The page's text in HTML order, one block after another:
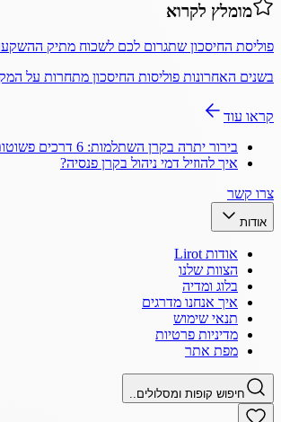
מומלץ לקרוא
פוליסת החיסכון שתגרום לכם לשכוח מתיק
בשנים האחרונות פוליסות החיסכון מתחרות על
קראו עוד
בירור יתרה בקרן השתלמות: 6 דרכים פשוטות לבדוק את היתרה שלך
איך להוזיל דמי ניהול בקרן פנסיה?
צרו קשר
אודות
אודות Lirot
הצוות שלנו
בלוג ומדיה
איך אנחנו מדרגים
תנאי שימוש
מדיניות פרטיות
מפת אתר
חיפוש קופות ומסלולים..